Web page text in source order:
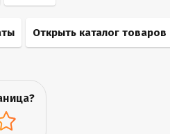
Открыть каталог товаров